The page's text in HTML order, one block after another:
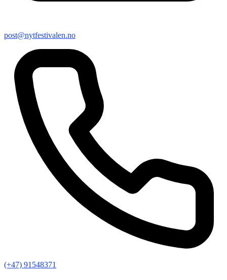
post@nytfestivalen.no
(+47) 91548371